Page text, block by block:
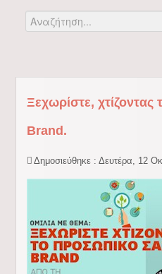
Αναζήτηση...
Ξεχωρίστε,
Brand.
Δημοσιεύθηκε : Δευτέρα, 12